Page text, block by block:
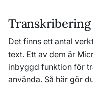
Det finns ett antal
text. Ett av dem är
inbyggd funktion för
använda. Så här gör